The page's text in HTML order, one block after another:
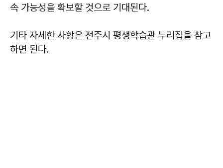
속 가능성을 확보할 것으로 기대된다.
기타 자세한 사항은 전주시 평생학습관 누리집을 참고
하면 된다.